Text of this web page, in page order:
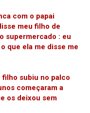
com o papai
meu filho de
supermercado : eu
que ela me disse me
filho subiu no palco
começaram a
os deixou sem